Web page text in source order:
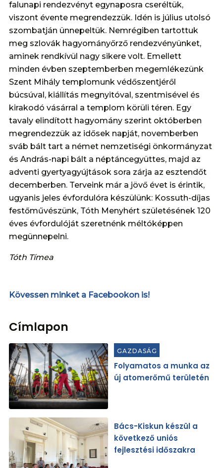
falunapi rendezvényt egynaposra cseréltük,
viszont évente megrendezzük. Idén is július utolsó
szombatján ünnepeltük. Nemrégiben tartottuk
meg szlovák hagyományőrző rendezvényünket,
aminek rendkívül nagy sikere volt. Emellett
minden évben szeptemberben megemlékezünk
Szent Mihály templomunk védőszentjéről
búcsúval, kiállítás megnyitóval, szentmisével és
kirakodó vásárral a templom körüli téren. Egy
tavaly elindított hagyomány szerint októberben
megrendezzük az idősek napját, novemberben
sváb bált tart a német nemzetiségi önkormányzat
és András-napi bált a néptáncegyüttes, majd az
adventi gyertyagyújtások sora zárja az esztendőt
decemberben. Terveink már a jövő évet is érintik,
ugyanis jeles évfordulóra készülünk: Kossuth-díjas
festőművészünk, Tóth Menyhért születésének 120
éves évfordulóját szeretnénk méltóképpen
megünnepelni.
Tóth Tímea
Kövessen minket a Facebookon is!
Címlapon
GAZDASÁG
Folyamatos a munka az
új atomerőmű területén
Bács-Kiskun készül a
következő uniós
fejlesztési időszakra